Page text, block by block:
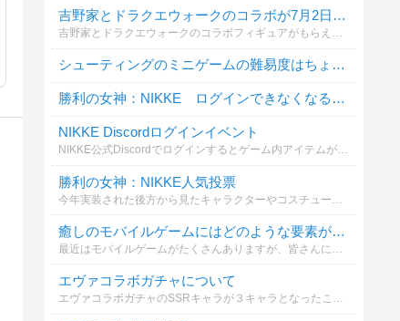
吉野家とドラクエウォークのコラボが7月2日から開催！フィギュアがもらえるキャンペーン
吉野家とドラクエウォークのコラボフィギュアがもらえるドラクエウォークセット 牛丼（並盛）食べる？
シューティングのミニゲームの難易度はちょうどいいですか？
勝利の女神：NIKKE ログインできなくなることは多い？
NIKKE Discordログインイベント
NIKKE公式Discordでログインするとゲーム内アイテムがもらえるイベントです。参加しますか？
勝利の女神：NIKKE人気投票
癒しのモバイルゲームにはどのような要素が必要ですか?
最近はモバイルゲームがたくさんありますが、皆さんにとって癒しのゲームはどれでしょうか？
エヴァコラボガチャについて
エヴァコラボガチャのSSRキャラが３キャラとなったことで話題。どのキャラを狙いますか？